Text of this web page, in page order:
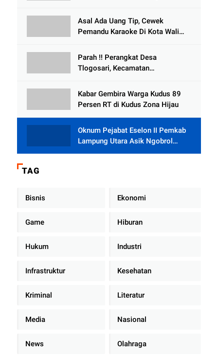
Tlogowungu, di Duga
Selewengkan Bantuan Mushola
Asal Ada Uang Tip, Cewek
Pemandu Karaoke Di Kota Wali
Parah !! Perangkat Desa
Tlogosari, Kecamatan
Rumah dari BAZNAS
Kabar Gembira Warga Kudus 89
Persen RT di Kudus Zona Hijau
Oknum Pejabat Eselon II Pemkab
Lampung Utara Asik Ngobrol
Dengan Teman Kencan Wanitanya
TAG
Bisnis Ekonomi
Game Hiburan
Hukum Industri
Infrastruktur Kesehatan
Kriminal Literatur
Media Nasional
News Olahraga